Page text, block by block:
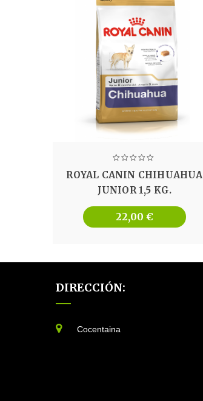
ROYAL CANIN CHIHUAHUA
JUNIOR 1,5 KG.
22,00 €
DIRECCIÓN:
Cocentaina